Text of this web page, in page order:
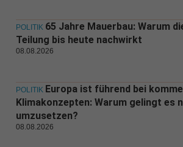
POLITIK 65 Jahre Mauerbau: Warum
Teilung bis heute nachwirkt
08.08.2026
POLITIK Europa ist führend bei
Klimakonzepten: Warum gelingt es
umzusetzen?
08.08.2026